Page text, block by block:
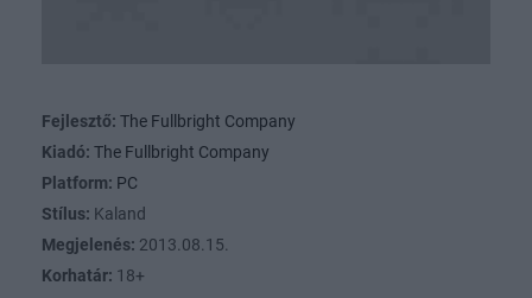
Fejlesztő: The Fullbright Company
Kiadó: The Fullbright Company
Platform: PC
Stílus: Kaland
Megjelenés: 2013.08.15.
Korhatár: 18+